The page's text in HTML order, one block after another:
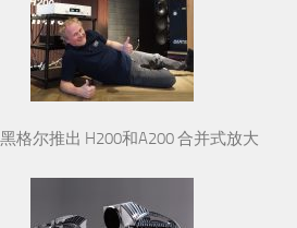
格尔推出 H200和A200 合并式放大